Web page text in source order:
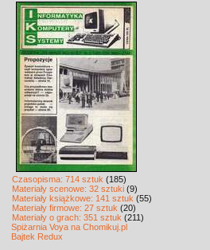
Czasopisma: 714 sztuk (185)
Materiały scenowe: 32 sztuki (9)
Materiały książkowe: 141 sztuk (55)
Materiały firmowe: 27 sztuk (20)
Materiały o grach: 351 sztuk (211)
Spiżarnia Voya na Chomikuj.pl
Bajtek Redux